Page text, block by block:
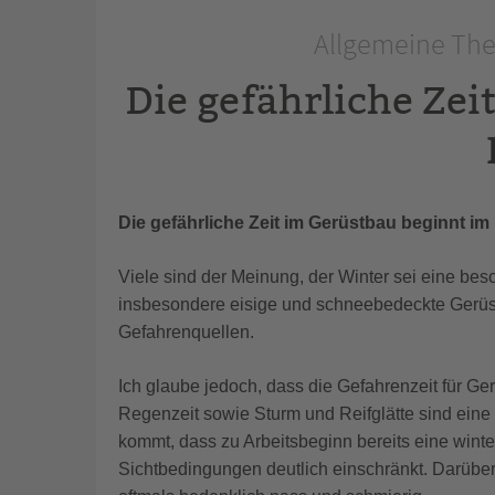
Allgemeine
Die gefährliche
Die gefährliche Zeit im Gerüstbau beginnt im
Viele sind der Meinung, der Winter sei eine
insbesondere eisige und schneebedeckte
Gefahrenquellen.
Ich glaube jedoch, dass die Gefahrenzeit für
Regenzeit sowie Sturm und Reifglätte sind
kommt, dass zu Arbeitsbeginn bereits eine
Sichtbedingungen deutlich einschränkt.